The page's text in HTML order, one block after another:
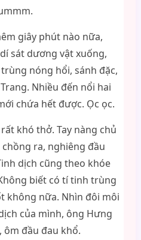
giây phút nào nữa,
sát dương vật xuống,
nóng hổi, sánh đặc,
Nhiều đến nổi hai
chứa hết được. Ọc ọc.
khó thở. Tay nàng chủ
ra, nghiêng đầu
dịch cũng theo khóe
biết có tí tinh trùng
không nữa. Nhìn đôi môi
của mình, ông Hưng
đầu đau khổ.